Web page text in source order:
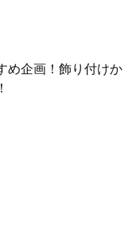
め企画！飾り付けか